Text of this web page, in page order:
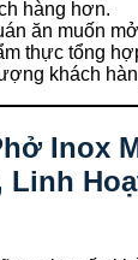
hàng hơn.
ăn muốn
thực tổng
khách
Inox
Linh